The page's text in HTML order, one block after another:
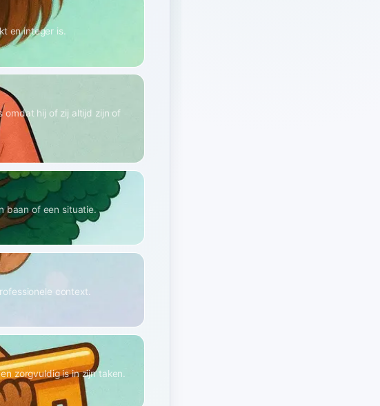
en integer is.
omdat hij of zij altijd zijn of
baan of een situatie.
context.
zorgvuldig is in zijn taken.